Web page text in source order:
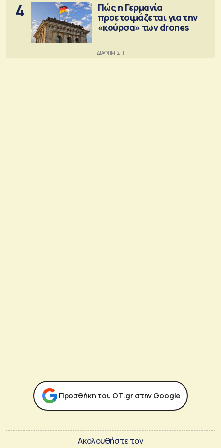
4
Πώς η Γερμανία
προετοιμάζεται για την
«κούρσα» των drones
Προσθήκη του ΟΤ.gr στην Google
Ακολουθήστε τον